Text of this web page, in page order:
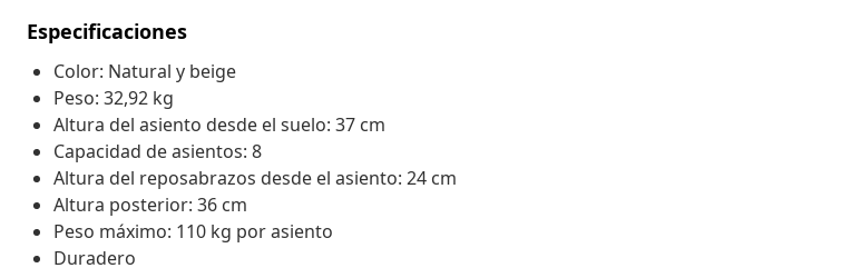
Especificaciones
Color: Natural y beige
Peso: 32,92 kg
Altura del asiento desde el suelo: 37 cm
Capacidad de asientos: 8
Altura del reposabrazos desde el asiento: 24 cm
Altura posterior: 36 cm
Peso máximo: 110 kg por asiento
Duradero